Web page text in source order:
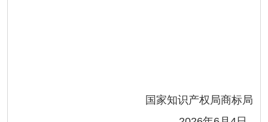
国家知识产权局商标局